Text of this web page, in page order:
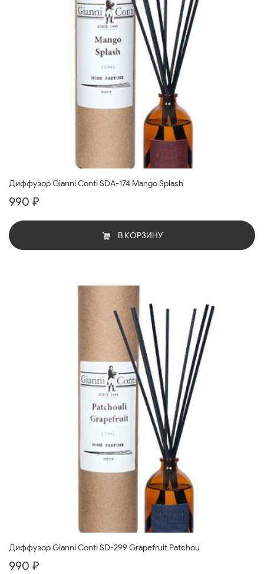
Диффузор Gianni Conti SDA-174 Mango Splash
990 ₽
В КОРЗИНУ
Диффузор Gianni Conti SD-299 Grapefruit Patchou
990 ₽